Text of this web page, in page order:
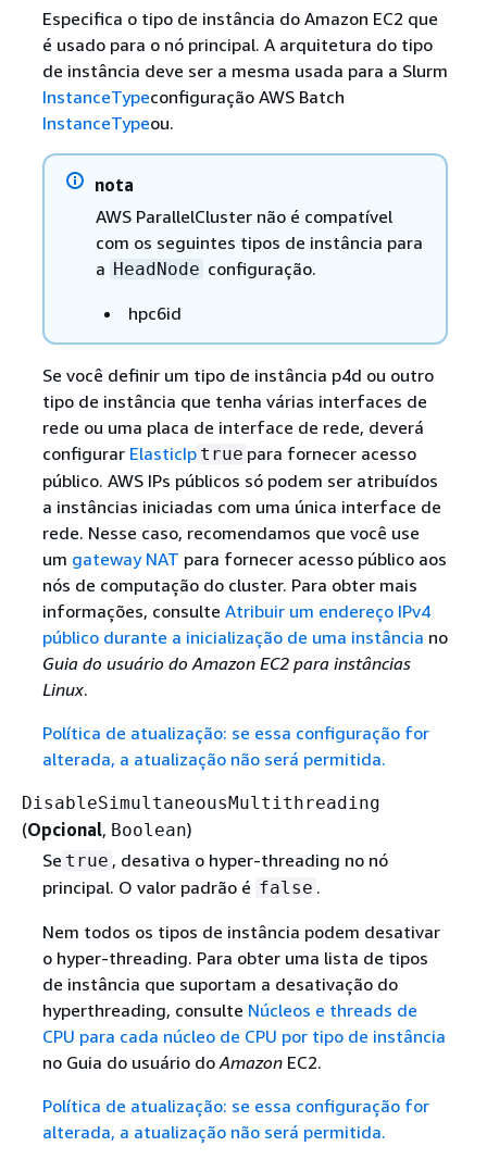
Especifica o tipo de instância do Amazon EC2 que
é usado para o nó principal. A arquitetura do tipo
de instância deve ser a mesma usada para a Slurm
InstanceTypeconfiguração AWS Batch
InstanceTypeou.
nota
AWS ParallelCluster não é compatível
com os seguintes tipos de instância para
a HeadNode configuração.
hpc6id
Se você definir um tipo de instância p4d ou outro
tipo de instância que tenha várias interfaces de
rede ou uma placa de interface de rede, deverá
configurar ElasticIp true para fornecer acesso
público. AWS IPs públicos só podem ser atribuídos
a instâncias iniciadas com uma única interface de
rede. Nesse caso, recomendamos que você use
um gateway NAT para fornecer acesso público aos
nós de computação do cluster. Para obter mais
informações, consulte Atribuir um endereço IPv4
público durante a inicialização de uma instância no
Guia do usuário do Amazon EC2 para instâncias
Linux.
Política de atualização: se essa configuração for
alterada, a atualização não será permitida.
DisableSimultaneousMultithreading
(Opcional, Boolean)
Se true , desativa o hyper-threading no nó
principal. O valor padrão é false .
Nem todos os tipos de instância podem desativar
o hyper-threading. Para obter uma lista de tipos
de instância que suportam a desativação do
hyperthreading, consulte Núcleos e threads de
CPU para cada núcleo de CPU por tipo de instância
no Guia do usuário do AmazonEC2.
Política de atualização: se essa configuração for
alterada, a atualização não será permitida.